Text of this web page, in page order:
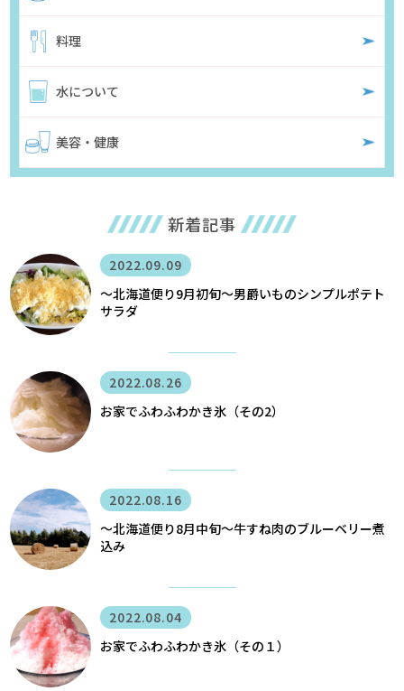
料理
水について
美容・健康
新着記事
2022.09.09
〜北海道便り9月初旬～男爵いものシンプルポテト
サラダ
2022.08.26
お家でふわふわかき氷（その2）
2022.08.16
〜北海道便り8月中旬～牛すね肉のブルーベリー煮
込み
2022.08.04
お家でふわふわかき氷（その１）